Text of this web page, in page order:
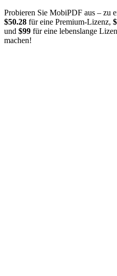
Probieren Sie MobiPDF aus – zu
$50.28 für eine Premium-Lizenz,
und $99 für eine lebenslange
machen!